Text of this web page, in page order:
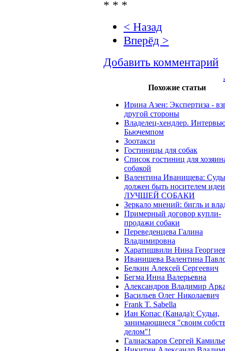
* * *
< Назад
Вперёд >
Добавить комментарий
Похожие статьи
Ирина Азен: Экспертиза -
другой стороны
Владелец-хендлер.
Бьючемпом
Зоотакси
Гостиницы для собак
Список гостиниц для
собакой
Валентина Иванищева:
должен быть носителем идеи
ЛУЧШЕЙ СОБАКИ
Зеркало мнений: бигль и
Примерный договор купли-
продажи собаки
Переведенцева Галина
Владимировна
Харатишвили Нина
Иванищева Валентина
Белкин Алексей Сергеевич
Бегма Инна Валерьевна
Александров Владимир
Васильев Олег Николаевич
Frank T. Sabella
Иан Копас (Канада): Судьи,
занимающиеся "своим
делом"!
Галиаскаров Сергей